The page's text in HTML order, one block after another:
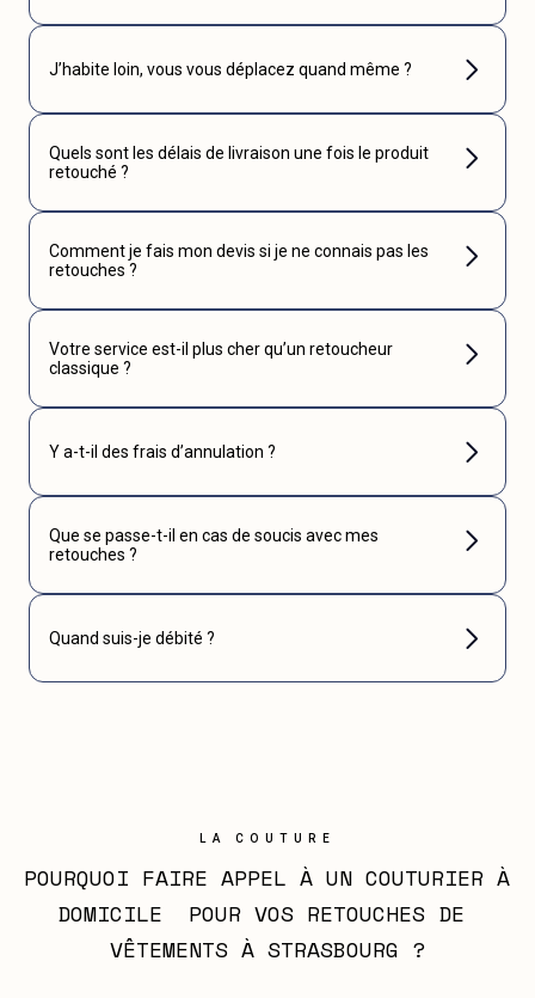
J’habite loin, vous vous déplacez quand même ?
Quels sont les délais de livraison une fois le produit
retouché ?
Comment je fais mon devis si je ne connais pas les
retouches ?
Votre service est-il plus cher qu’un retoucheur
classique ?
Y a-t-il des frais d’annulation ?
Que se passe-t-il en cas de soucis avec mes
retouches ?
Quand suis-je débité ?
LA COUTURE
POURQUOI FAIRE APPEL À UN COUTURIER À
DOMICILE  POUR VOS RETOUCHES DE
VÊTEMENTS À STRASBOURG ?